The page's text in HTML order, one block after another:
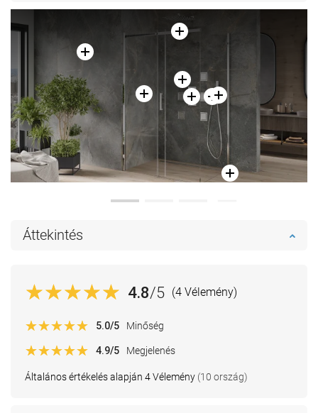
Áttekintés
4.8/5 (4 Vélemény)
Általános értékelés alapján 4 Vélemény (10 ország)
5.0/5 Minőség
4.9/5 Megjelenés